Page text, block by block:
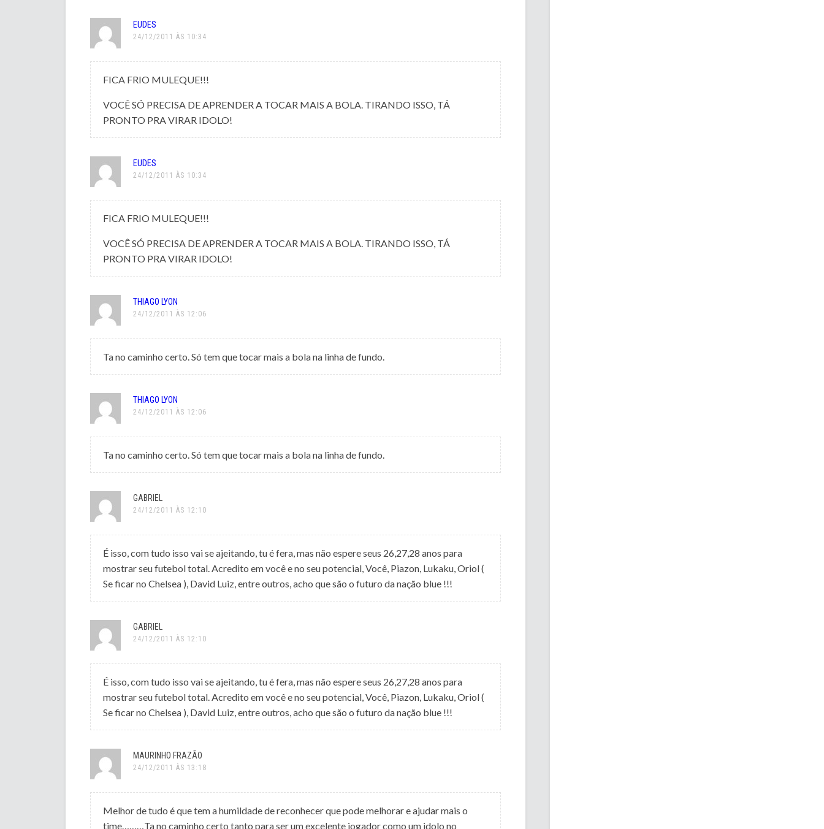
EUDES
24/12/2011 ÀS 10:34
FICA FRIO MULEQUE!!!
VOCÊ SÓ PRECISA DE APRENDER A TOCAR MAIS A BOLA. TIRANDO ISSO, TÁ
PRONTO PRA VIRAR IDOLO!
EUDES
24/12/2011 ÀS 10:34
FICA FRIO MULEQUE!!!
VOCÊ SÓ PRECISA DE APRENDER A TOCAR MAIS A BOLA. TIRANDO ISSO, TÁ
PRONTO PRA VIRAR IDOLO!
THIAGO LYON
24/12/2011 ÀS 12:06
Ta no caminho certo. Só tem que tocar mais a bola na linha de fundo.
THIAGO LYON
24/12/2011 ÀS 12:06
Ta no caminho certo. Só tem que tocar mais a bola na linha de fundo.
GABRIEL
24/12/2011 ÀS 12:10
É isso, com tudo isso vai se ajeitando, tu é fera, mas não espere seus 26,27,28 anos para
mostrar seu futebol total. Acredito em você e no seu potencial, Você, Piazon, Lukaku, Oriol (
Se ficar no Chelsea ), David Luiz, entre outros, acho que são o futuro da nação blue !!!
GABRIEL
24/12/2011 ÀS 12:10
É isso, com tudo isso vai se ajeitando, tu é fera, mas não espere seus 26,27,28 anos para
mostrar seu futebol total. Acredito em você e no seu potencial, Você, Piazon, Lukaku, Oriol (
Se ficar no Chelsea ), David Luiz, entre outros, acho que são o futuro da nação blue !!!
MAURINHO FRAZÃO
24/12/2011 ÀS 13:18
Melhor de tudo é que tem a humildade de reconhecer que pode melhorar e ajudar mais o
time………Ta no caminho certo tanto para ser um excelente jogador como um idolo no